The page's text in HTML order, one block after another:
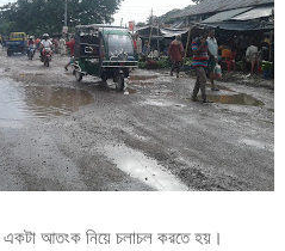
আতংক নিয়ে চলাচল করতে হয়।